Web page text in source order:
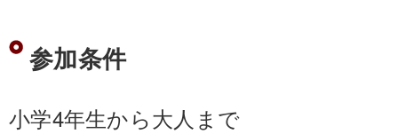
参加条件
小学4年生から大人まで